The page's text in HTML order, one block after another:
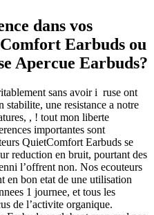
dans vos
Earbuds ou
Apercue Earbuds?
sans avoir i ruse ont
une resistance a notre
, ! tout mon liberte
importantes sont
QuietComfort Earbuds se
reduction en bruit, pourtant des
l’offrent non. Nos ecouteurs
en bon etat de une utilisation
1 journee, et tous les
de l’activite organique.